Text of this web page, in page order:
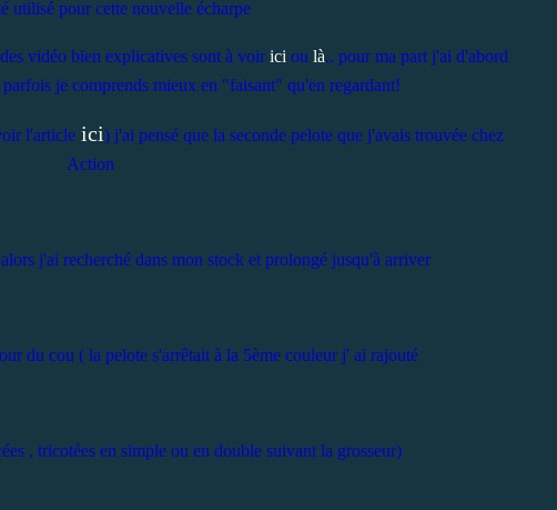
utilisé pour cette nouvelle écharpe
vidéo bien explicatives sont à voirici ou là.. pour ma part j'ai d'abord
je comprends mieux en "faisant" qu'en regardant!
l'article ici) j'ai pensé que la seconde pelote que j'avais trouvée chez
Action
j'ai recherché dans mon stock et prolongé jusqu'à arriver
du cou ( la pelote s'arrêtait à la 5ème couleur j' ai rajouté
, tricotées en simple ou en double suivant la grosseur)